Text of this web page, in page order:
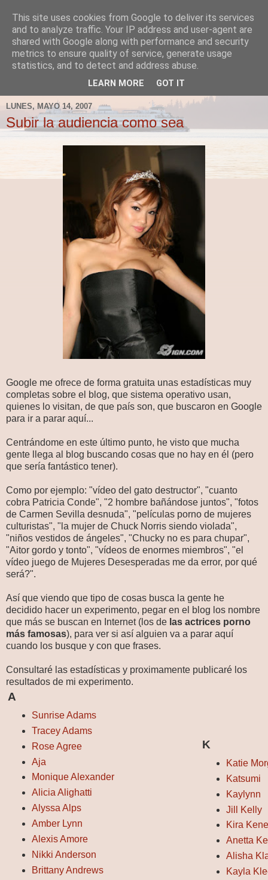
Fergus el Destructor
Blog sobre lo que le apetece escribir a Fergus, en el caso
de que le apetezca escribir.
LUNES, MAYO 14, 2007
Subir la audiencia como sea
Google me ofrece de forma gratuita unas estadísticas muy
completas sobre el blog, que sistema operativo usan,
quienes lo visitan, de que país son, que buscaron en Google
para ir a parar aquí...
Centrándome en este último punto, he visto que mucha
gente llega al blog buscando cosas que no hay en él (pero
que sería fantástico tener).
Como por ejemplo: "vídeo del gato destructor", "cuanto
cobra Patricia Conde", "2 hombre bañándose juntos", "fotos
de Carmen Sevilla desnuda", "películas porno de mujeres
culturistas", "la mujer de Chuck Norris siendo violada",
"niños vestidos de ángeles", "Chucky no es para chupar",
"Aitor gordo y tonto", "vídeos de enormes miembros", "el
vídeo juego de Mujeres Desesperadas me da error, por qué
será?".
Así que viendo que tipo de cosas busca la gente he
decidido hacer un experimento, pegar en el blog los nombre
que más se buscan en Internet (los de las actrices porno
más famosas), para ver si así alguien va a parar aquí
cuando los busque y con que frases.
Consultaré las estadísticas y proximamente publicaré los
resultados de mi experimento.
A
Sunrise Adams
Tracey Adams
Rose Agree
Aja
Monique Alexander
Alicia Alighatti
Alyssa Alps
Amber Lynn
Alexis Amore
Nikki Anderson
Brittany Andrews
K
Katie
Katsumi
Kaylynn
Jill Kelly
Kira
Anetta
Alisha
Kayla
This site uses cookies from Google to deliver its services
and to analyze traffic. Your IP address and user-agent are
shared with Google along with performance and security
metrics to ensure quality of service, generate usage
statistics, and to detect and address abuse.
LEARN MORE GOT IT